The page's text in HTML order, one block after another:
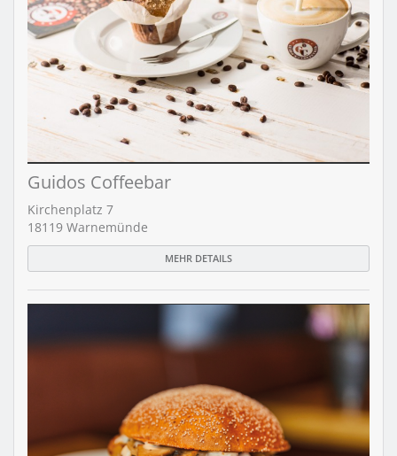
Guidos Coffeebar
Kirchenplatz 7
18119 Warnemünde
MEHR DETAILS